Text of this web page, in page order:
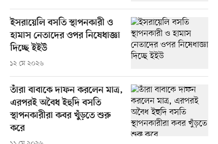
ইসরায়েলি বসতি স্থাপনকারী ও
হামাস নেতাদের ওপর নিষেধাজ্ঞা
দিচ্ছে ইইউ
১২ মে ২০২৬
তাঁরা বাবাকে দাফন করলেন মাত্র,
এরপরই অবৈধ ইহুদি বসতি
স্থাপনকারীরা কবর খুঁড়তে শুরু
করে